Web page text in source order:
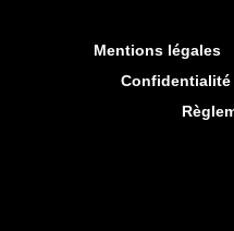
Mentions légales
Confidentialité